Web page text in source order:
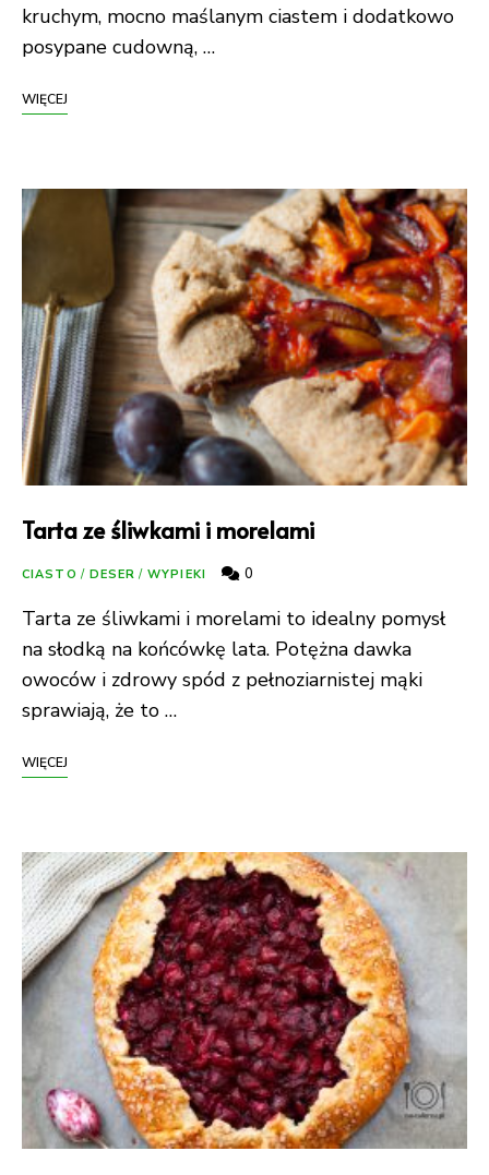
kruchym, mocno maślanym ciastem i dodatkowo
posypane cudowną, …
WIĘCEJ
Tarta ze śliwkami i morelami
CIASTO / DESER / WYPIEKI 0
Tarta ze śliwkami i morelami to idealny pomysł
na słodką na końcówkę lata. Potężna dawka
owoców i zdrowy spód z pełnoziarnistej mąki
sprawiają, że to …
WIĘCEJ